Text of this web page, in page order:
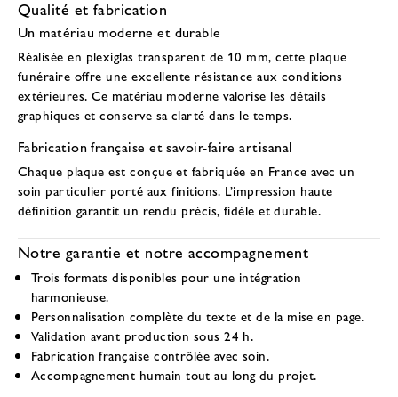
Qualité et fabrication
Un matériau moderne et durable
Réalisée en plexiglas transparent de 10 mm, cette plaque
funéraire offre une excellente résistance aux conditions
extérieures. Ce matériau moderne valorise les détails
graphiques et conserve sa clarté dans le temps.
Fabrication française et savoir-faire artisanal
Chaque plaque est conçue et fabriquée en France avec un
soin particulier porté aux finitions. L’impression haute
définition garantit un rendu précis, fidèle et durable.
Notre garantie et notre accompagnement
Trois formats disponibles pour une intégration
harmonieuse.
Personnalisation complète du texte et de la mise en page.
Validation avant production sous 24 h.
Fabrication française contrôlée avec soin.
Accompagnement humain tout au long du projet.